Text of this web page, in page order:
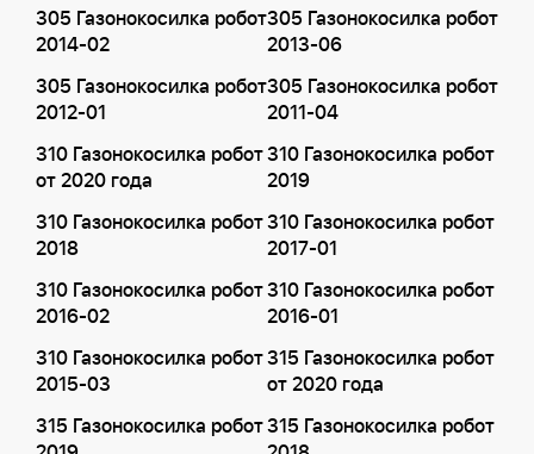
305 Газонокосилка робот
2014-02
305 Газонокосилка робот
2013-06
305 Газонокосилка робот
2012-01
305 Газонокосилка робот
2011-04
310 Газонокосилка робот
от 2020 года
310 Газонокосилка робот
2019
310 Газонокосилка робот
2018
310 Газонокосилка робот
2017-01
310 Газонокосилка робот
2016-02
310 Газонокосилка робот
2016-01
310 Газонокосилка робот
2015-03
315 Газонокосилка робот
от 2020 года
315 Газонокосилка робот315 Газонокосилка робот